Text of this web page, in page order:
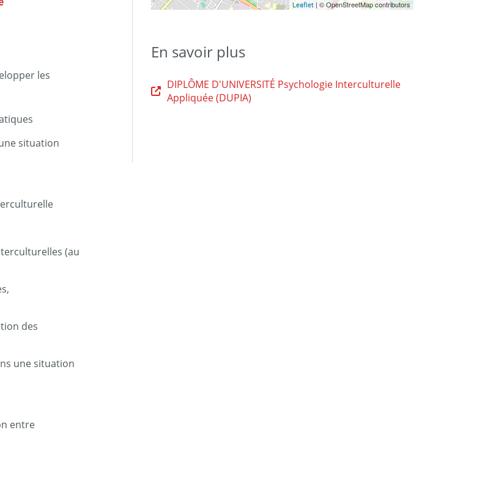
les
situation
(au
des
une situation
entre
Leaflet | © OpenStreetMap contributors
En savoir plus
DIPLÔME D'UNIVERSITÉ Psychologie Interculturelle
Appliquée (DUPIA)